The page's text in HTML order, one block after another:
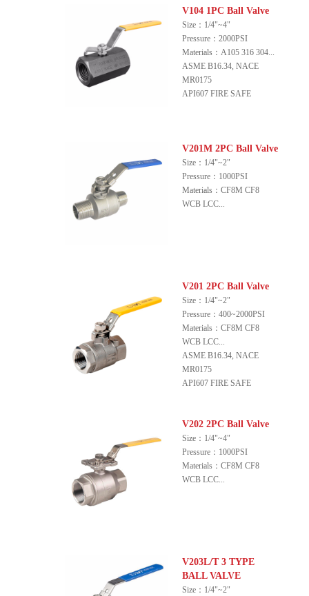
V104 1PC Ball Valve
Size：1/4"~4"
Pressure：2000PSI
Materials：A105 316 304...
ASME B16.34, NACE
MR0175
API607 FIRE SAFE
V201M 2PC Ball Valve
Size：1/4"~2"
Pressure：1000PSI
Materials：CF8M CF8
WCB LCC...
V201 2PC Ball Valve
Size：1/4"~2"
Pressure：400~2000PSI
Materials：CF8M CF8
WCB LCC...
ASME B16.34, NACE
MR0175
API607 FIRE SAFE
V202 2PC Ball Valve
Size：1/4"~4"
Pressure：1000PSI
Materials：CF8M CF8
WCB LCC...
V203L/T 3 TYPE
BALL VALVE
Size：1/4"~2"